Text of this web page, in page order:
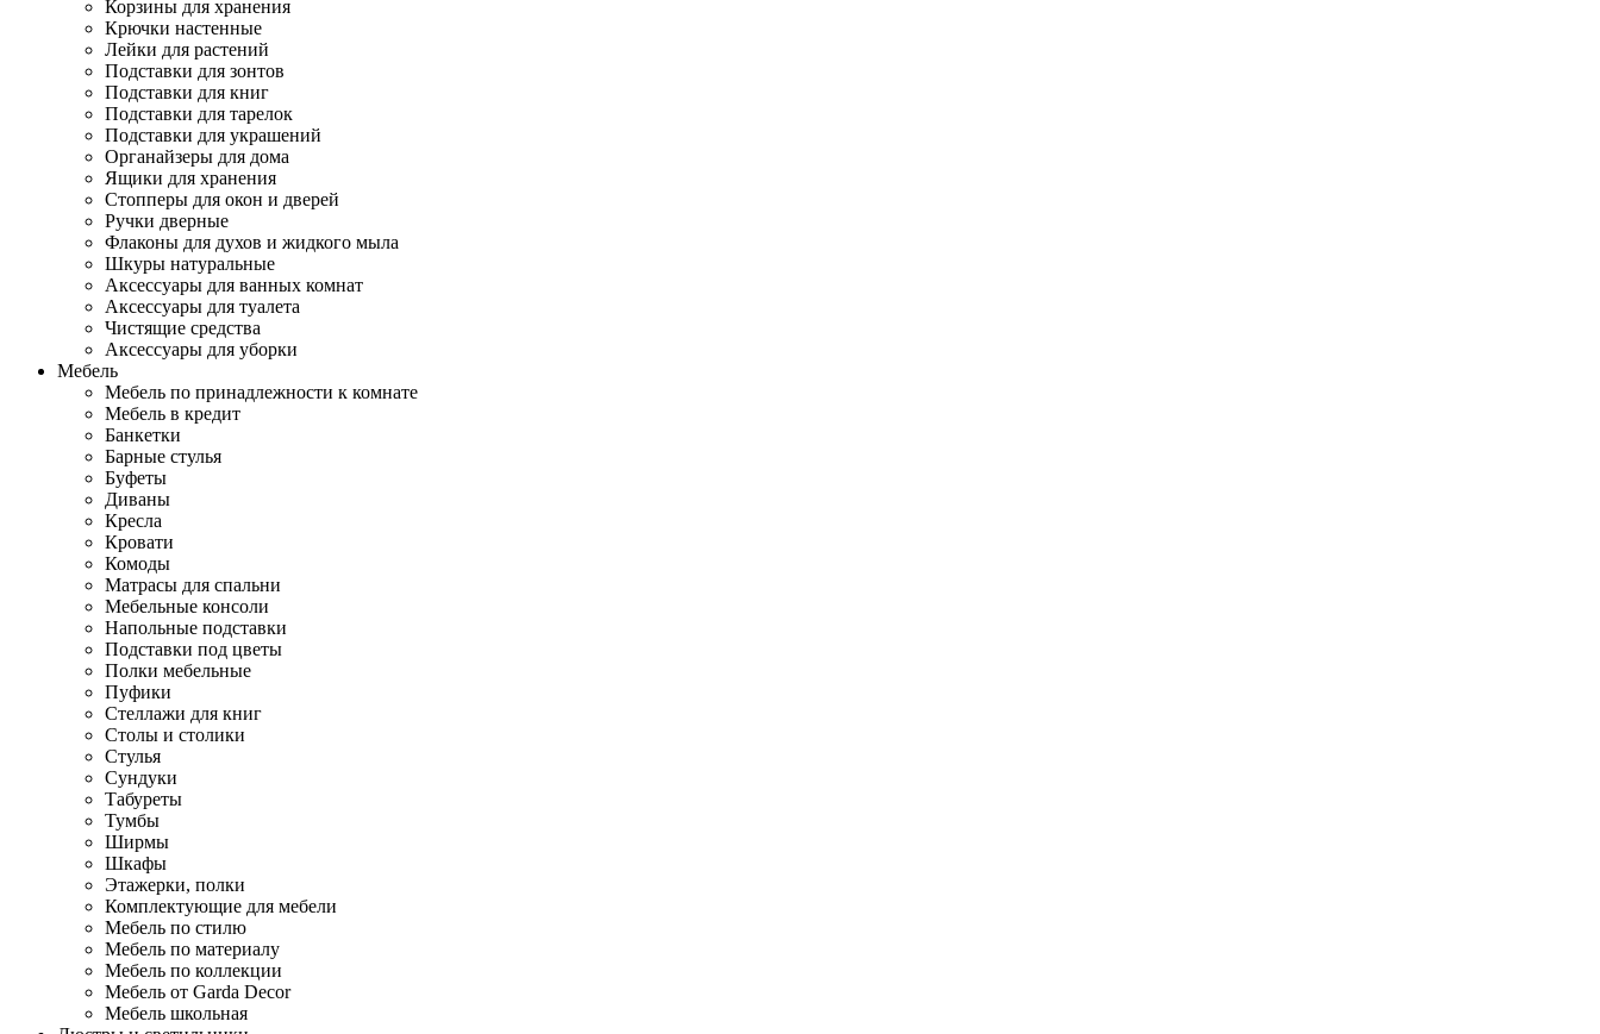
Корзины для хранения
Крючки настенные
Лейки для растений
Подставки для зонтов
Подставки для книг
Подставки для тарелок
Подставки для украшений
Органайзеры для дома
Ящики для хранения
Стопперы для окон и дверей
Ручки дверные
Флаконы для духов и жидкого мыла
Шкуры натуральные
Аксессуары для ванных комнат
Аксессуары для туалета
Чистящие средства
Аксессуары для уборки
Мебель
Мебель по принадлежности к комнате
Мебель в кредит
Банкетки
Барные стулья
Буфеты
Диваны
Кресла
Кровати
Комоды
Матрасы для спальни
Мебельные консоли
Напольные подставки
Подставки под цветы
Полки мебельные
Пуфики
Стеллажи для книг
Столы и столики
Стулья
Сундуки
Табуреты
Тумбы
Ширмы
Шкафы
Этажерки, полки
Комплектующие для мебели
Мебель по стилю
Мебель по материалу
Мебель по коллекции
Мебель от Garda Decor
Мебель школьная